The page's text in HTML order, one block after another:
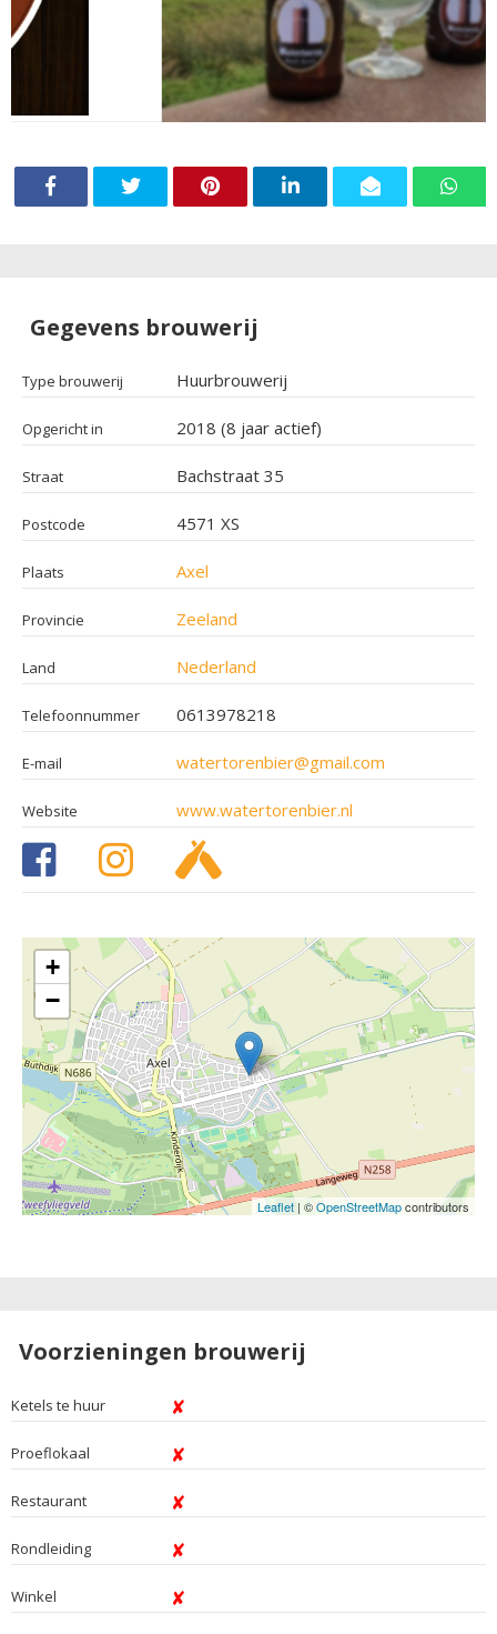
Gegevens brouwerij
Type brouwerij Huurbrouwerij
Opgericht in 2018 (8 jaar actief)
Straat Bachstraat 35
Postcode 4571 XS
Plaats Axel
Provincie Zeeland
Land Nederland
Telefoonnummer 0613978218
E-mail watertorenbier@gmail.com
Website www.watertorenbier.nl
+
−
Leaflet| ©OpenStreetMapcontributors
Voorzieningen brouwerij
Ketels te huur
Proeflokaal
Restaurant
Rondleiding
Winkel